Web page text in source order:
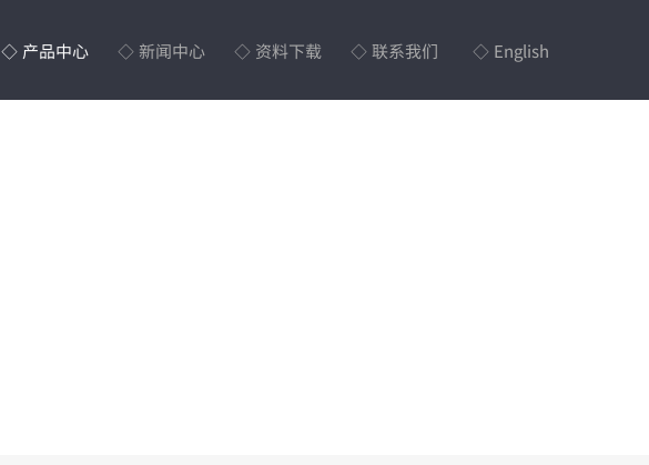
◇ 产品中心 ◇ 新闻中心 ◇ 资料下载 ◇ 联系我们 ◇ English